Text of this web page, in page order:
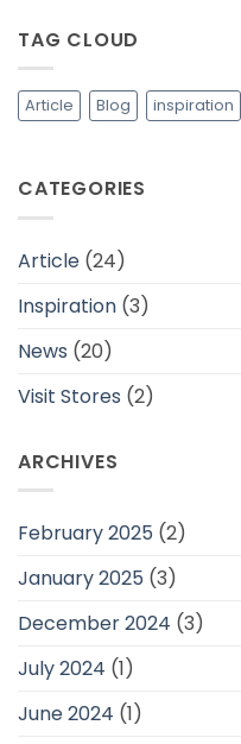
Adem
Daerah
Tropis
TAG CLOUD
Article Blog inspiration
CATEGORIES
Article (24)
Inspiration (3)
News (20)
Visit Stores (2)
ARCHIVES
February 2025 (2)
January 2025 (3)
December 2024 (3)
July 2024 (1)
June 2024 (1)